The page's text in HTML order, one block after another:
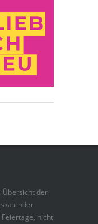
Übersicht der
nicht